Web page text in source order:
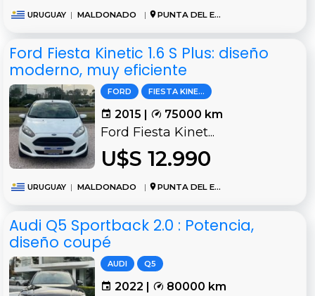
URUGUAY | MALDONADO | PUNTA DEL ESTE
Ford Fiesta Kinetic 1.6 S Plus: diseño
moderno, muy eficiente
FORD FIESTA KINETIC
2015 | 75000 km
Ford Fiesta Kinet...
U$S 12.990
URUGUAY | MALDONADO | PUNTA DEL ESTE
Audi Q5 Sportback 2.0 : Potencia,
diseño coupé
AUDI Q5
2022 | 80000 km